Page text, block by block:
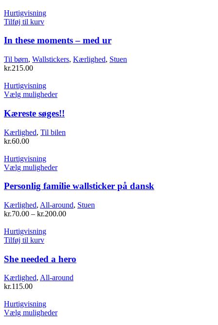
Hurtigvisning
Tilføj til kurv
In these moments – med ur
Til børn, Wallstickers, Kærlighed, Stuen
kr.215.00
Hurtigvisning
Vælg mulighederDette
har
flere
varianter.
Mulighederne
varesiden
Kæreste søges!!
Kærlighed, Til bilen
kr.60.00
Hurtigvisning
Vælg mulighederDette
har
varianter.
Mulighederne
Personlig familie wallsticker på dansk
Kærlighed, All-around, Stuen
kr.70.00 – kr.200.00
Hurtigvisning
Tilføj til kurv
She needed a hero
Kærlighed, All-around
kr.115.00
Hurtigvisning
Vælg mulighederDette